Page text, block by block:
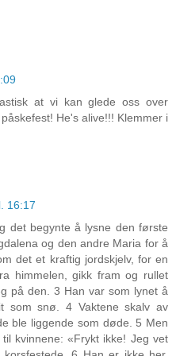
at vi kan glede oss over
He's alive!!! Klemmer i
16:17
det begynte å lysne den første
og den andre Maria for å
det et kraftig jordskjelv, for en
himmelen, gikk fram og rullet
på den. 3 Han var som lynet å
som snø. 4 Vaktene skalv av
ble liggende som døde. 5 Men
kvinnene: «Frykt ikke! Jeg vet